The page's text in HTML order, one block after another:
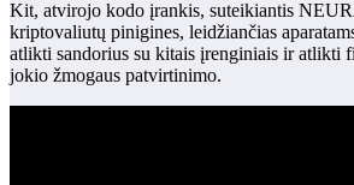
Kit, atvirojo kodo įrankis, suteikiantis
kriptovaliutų pinigines, leidžiančias
atlikti sandorius su kitais įrenginiais ir atlikti
jokio žmogaus patvirtinimo.